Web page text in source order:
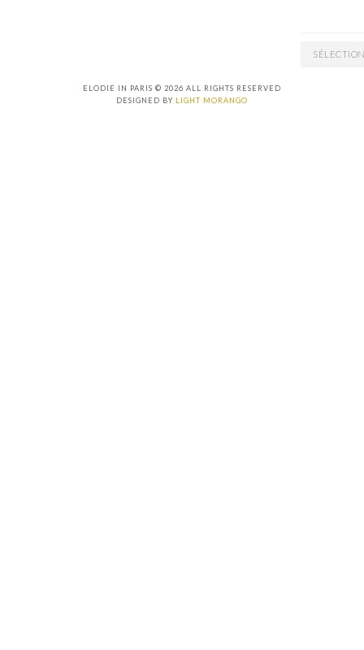
ARCHIVES
ELODIE IN PARIS © 2026 ALL RIGHTS RESERVED
DESIGNED BY LIGHT MORANGO